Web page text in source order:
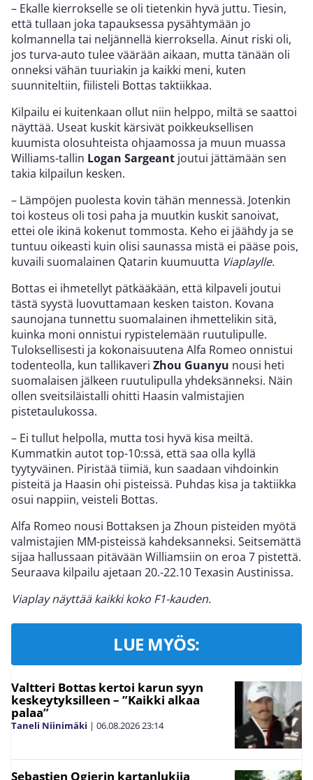
– Ekalle kierrokselle se oli tietenkin hyvä juttu. Tiesin,
että tullaan joka tapauksessa pysähtymään jo
kolmannella tai neljännellä kierroksella. Ainut riski oli,
jos turva-auto tulee väärään aikaan, mutta tänään oli
onneksi vähän tuuriakin ja kaikki meni, kuten
suunniteltiin, fiilisteli Bottas taktiikkaa.
Kilpailu ei kuitenkaan ollut niin helppo, miltä se saattoi
näyttää. Useat kuskit kärsivät poikkeuksellisen
kuumista olosuhteista ohjaamossa ja muun muassa
Williams-tallin Logan Sargeant joutui jättämään sen
takia kilpailun kesken.
– Lämpöjen puolesta kovin tähän mennessä. Jotenkin
toi kosteus oli tosi paha ja muutkin kuskit sanoivat,
ettei ole ikinä kokenut tommosta. Keho ei jäähdy ja se
tuntuu oikeasti kuin olisi saunassa mistä ei pääse pois,
kuvaili suomalainen Qatarin kuumuutta Viaplaylle.
Bottas ei ihmetellyt pätkääkään, että kilpaveli joutui
tästä syystä luovuttamaan kesken taiston. Kovana
saunojana tunnettu suomalainen ihmettelikin sitä,
kuinka moni onnistui rypistelemään ruutulipulle.
Tuloksellisesti ja kokonaisuutena Alfa Romeo onnistui
todenteolla, kun tallikaveri Zhou Guanyu nousi heti
suomalaisen jälkeen ruutulipulla yhdeksänneksi. Näin
ollen sveitsiläistalli ohitti Haasin valmistajien
pistetaulukossa.
– Ei tullut helpolla, mutta tosi hyvä kisa meiltä.
Kummatkin autot top-10:ssä, että saa olla kyllä
tyytyväinen. Piristää tiimiä, kun saadaan vihdoinkin
pisteitä ja Haasin ohi pisteissä. Puhdas kisa ja taktiikka
osui nappiin, veisteli Bottas.
Alfa Romeo nousi Bottaksen ja Zhoun pisteiden myötä
valmistajien MM-pisteissä kahdeksanneksi. Seitsemättä
sijaa hallussaan pitävään Williamsiin on eroa 7 pistettä.
Seuraava kilpailu ajetaan 20.-22.10 Texasin Austinissa.
Viaplay näyttää kaikki koko F1-kauden.
LUE MYÖS:
Valtteri Bottas kertoi karun syyn
keskeytyksilleen – ”Kaikki alkaa
palaa”
Taneli Niinimäki | 06.08.202623:14
Sebastien Ogierin kartanlukija